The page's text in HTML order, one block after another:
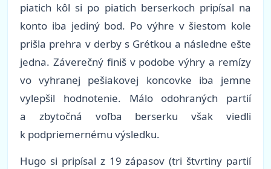
piatich kôl si po piatich berserkoch pripísal na
konto iba jediný bod. Po výhre v šiestom kole
prišla prehra v derby s Grétkou a následne ešte
jedna. Záverečný finiš v podobe výhry a remízy
vo vyhranej pešiakovej koncovke iba jemne
vylepšil hodnotenie. Málo odohraných partií
a zbytočná voľba berserku však viedli
k podpriemernému výsledku.
Hugo si pripísal z 19 zápasov(tri štvrtiny partií